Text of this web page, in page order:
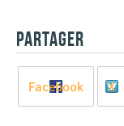
PARTAGER
Facebook
X